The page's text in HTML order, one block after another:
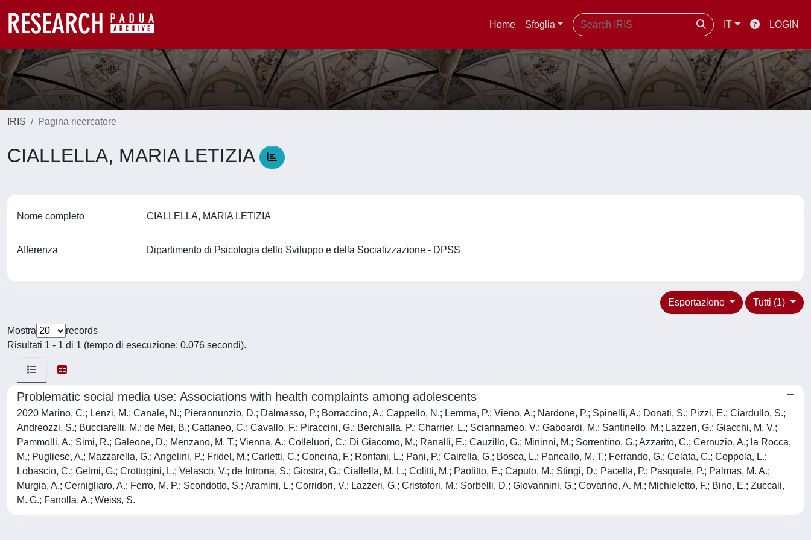
Home Sfoglia IT LOGIN
IRIS Pagina ricercatore
CIALLELLA, MARIA LETIZIA
Nome completo CIALLELLA, MARIA LETIZIA
Afferenza Dipartimento di Psicologia dello Sviluppo e della Socializzazione - DPSS
Tutti (1)
Esportazione
Mostra
records
Risultati 1 - 1 di 1 (tempo di esecuzione: 0.076 secondi).
Problematic social media use: Associations with health complaints among adolescents
2020 Marino, C.; Lenzi, M.; Canale, N.; Pierannunzio, D.; Dalmasso, P.; Borraccino, A.; Cappello, N.; Lemma, P.; Vieno, A.; Nardone, P.; Spinelli, A.; Donati, S.; Pizzi, E.; Ciardullo, S.;
Andreozzi, S.; Bucciarelli, M.; de Mei, B.; Cattaneo, C.; Cavallo, F.; Piraccini, G.; Berchialla, P.; Charrier, L.; Sciannameo, V.; Gaboardi, M.; Santinello, M.; Lazzeri, G.; Giacchi, M. V.;
Pammolli, A.; Simi, R.; Galeone, D.; Menzano, M. T.; Vienna, A.; Colleluori, C.; Di Giacomo, M.; Ranalli, E.; Cauzillo, G.; Mininni, M.; Sorrentino, G.; Azzarito, C.; Cernuzio, A.; la Rocca,
M.; Pugliese, A.; Mazzarella, G.; Angelini, P.; Fridel, M.; Carletti, C.; Concina, F.; Ronfani, L.; Pani, P.; Cairella, G.; Bosca, L.; Pancallo, M. T.; Ferrando, G.; Celata, C.; Coppola, L.;
Lobascio, C.; Gelmi, G.; Crottogini, L.; Velasco, V.; de Introna, S.; Giostra, G.; Ciallella, M. L.; Colitti, M.; Paolitto, E.; Caputo, M.; Stingi, D.; Pacella, P.; Pasquale, P.; Palmas, M. A.;
Murgia, A.; Cernigliaro, A.; Ferro, M. P.; Scondotto, S.; Aramini, L.; Corridori, V.; Lazzeri, G.; Cristofori, M.; Sorbelli, D.; Giovannini, G.; Covarino, A. M.; Michieletto, F.; Bino, E.; Zuccali,
M. G.; Fanolla, A.; Weiss, S.